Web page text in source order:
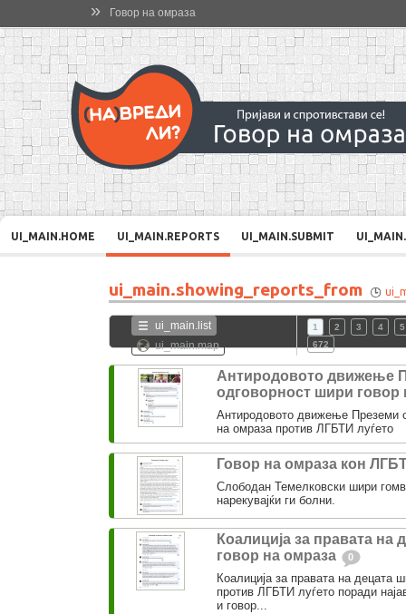
» Говор на омраза
UI_MAIN.HOME UI_MAIN.REPORTS UI_MAIN.SUBMIT
ui_main.showing_reports_from
ui_main.list
ui_main.map
1 2 3 4
5
672
Антиродовото движење
одговорност шири говор
Антиродовото движење Преземи
на омраза против ЛГБТИ луѓето
Говор на омраза кон
Слободан Темелковски шири
нарекувајќи ги болни.
Коалиција за правата на
говор на омраза
0
Коалиција за правата на децата
против ЛГБТИ луѓето поради
и говор...